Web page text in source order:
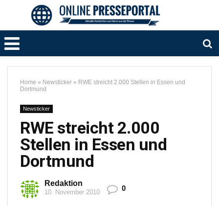
Home » Newsticker » RWE streicht 2.000 Stellen in Essen und
Dortmund
Newsticker
RWE streicht 2.000
Stellen in Essen und
Dortmund
Redaktion
10. November 2010 0